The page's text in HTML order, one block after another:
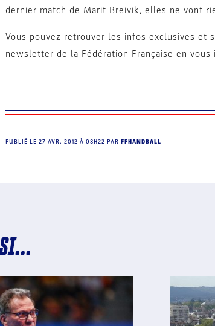
dernier match de Marit Breivik, elles ne vont
Vous pouvez retrouver les infos exclusives et
newsletter de la Fédération Française en
PUBLIÉ LE 27 AVR. 2012 À 08H22 PAR FFHANDBALL